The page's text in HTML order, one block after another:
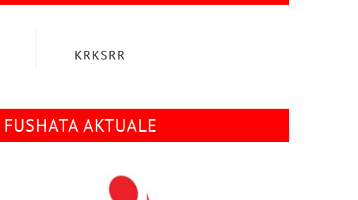
KRKSRR
FUSHATA AKTUALE